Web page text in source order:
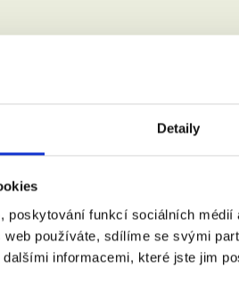
Detaily
poskytování funkcí sociálních
používáte, sdílíme se svými
informacemi, které jste jim